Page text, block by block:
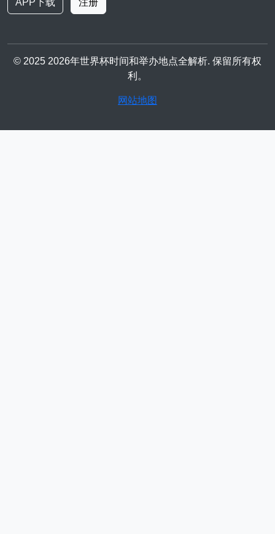
APP下载 注册
© 2025 2026年世界杯时间和举办地点全解析. 保留所有权
利。
网站地图